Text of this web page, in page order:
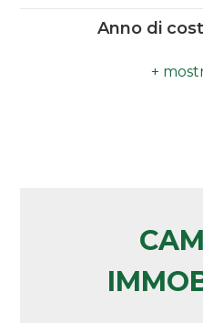
Anno di